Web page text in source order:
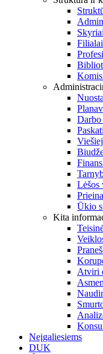
Skyriai
Filialai
Darbo
Lėšos
Ūkio
Kita
Atviri
Neįgaliesiems
DUK